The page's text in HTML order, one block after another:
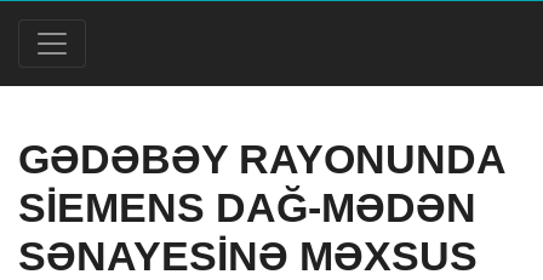
GƏDƏBƏY RAYONUNDA
SİEMENS DAĞ-MƏDƏN
SƏNAYESİNƏ MƏXSUS